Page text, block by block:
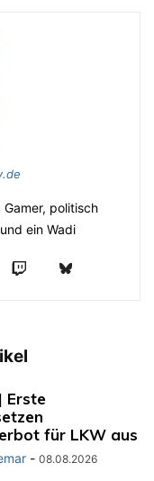
politisch
ein Wadi
Erste
für LKW aus
- 08.08.2026